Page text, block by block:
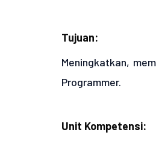
Tujuan:
Meningkatkan,
Programmer.
Unit Kompetensi: